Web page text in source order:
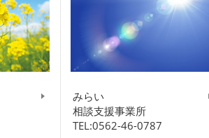
みらい
相談支援事業所
TEL:0562-46-0787